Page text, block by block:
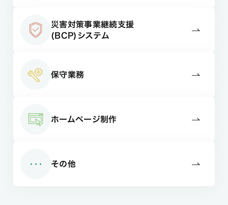
災害対策事業継続支援
(BCP)システム
保守業務
ホームページ制作
その他